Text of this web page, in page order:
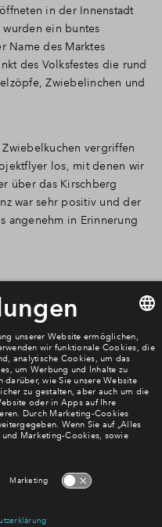
in der Innenstadt
wurden ein buntes
Name des Marktes
des Volksfestes die rund
Zwiebelinchen und
vergriffen
los, mit denen wir
über das Kirschberg
war sehr positiv und der
angenehm in Erinnerung
keine Neuigkeiten
– mit unserem
informieren wir Sie
Neubauprojekte.